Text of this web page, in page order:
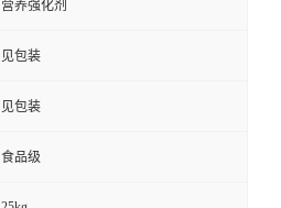
营养强化剂
见包装
见包装
食品级